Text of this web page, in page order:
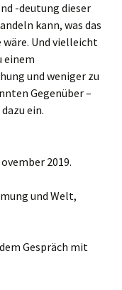
-deutung dieser
kann, was das
wäre. Und vielleicht
einem
und weniger zu
Gegenüber –
ein.
2019.
und Welt,
Gespräch mit